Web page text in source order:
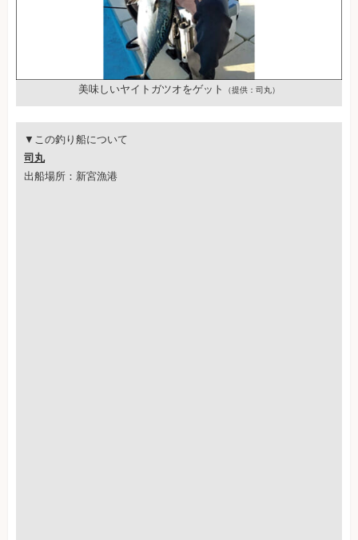
美味しいヤイトガツオをゲット （提供：司丸）
▼この釣り船について
司丸
出船場所：新宮漁港